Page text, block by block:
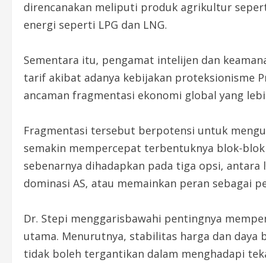
direncanakan meliputi produk agrikultur
energi seperti LPG dan LNG.
Sementara itu, pengamat intelijen dan
tarif akibat adanya kebijakan proteksionisme
ancaman fragmentasi ekonomi global yang
Fragmentasi tersebut berpotensi untuk
semakin mempercepat terbentuknya blok-
sebenarnya dihadapkan pada tiga opsi,
dominasi AS, atau memainkan peran sebagai
Dr. Stepi menggarisbawahi pentingnya
utama. Menurutnya, stabilitas harga dan daya
tidak boleh tergantikan dalam menghadapi